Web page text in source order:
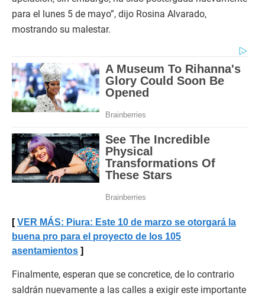
para el lunes 5 de mayo”, dijo Rosina Alvarado,
mostrando su malestar.
VER MÁS: Piura: Este 10 de marzo se otorgará la
buena pro para el proyecto de los 105
asentamientos
Finalmente, esperan que se concretice, de lo contrario
saldrán nuevamente a las calles a exigir este importante